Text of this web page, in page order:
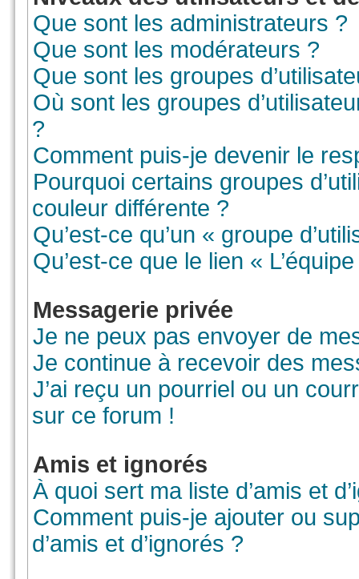
Que sont les administrateurs ?
Que sont les modérateurs ?
Que sont les groupes
Où sont les groupes
?
Comment puis-je devenir le
Pourquoi certains groupes
couleur différente ?
Qu’est-ce qu’un « groupe
Qu’est-ce que le lien «
Messagerie privée
Je ne peux pas envoyer de
Je continue à recevoir des
J’ai reçu un pourriel ou un
sur ce forum !
Amis et ignorés
À quoi sert ma liste d’amis et
Comment puis-je ajouter ou
d’amis et d’ignorés ?